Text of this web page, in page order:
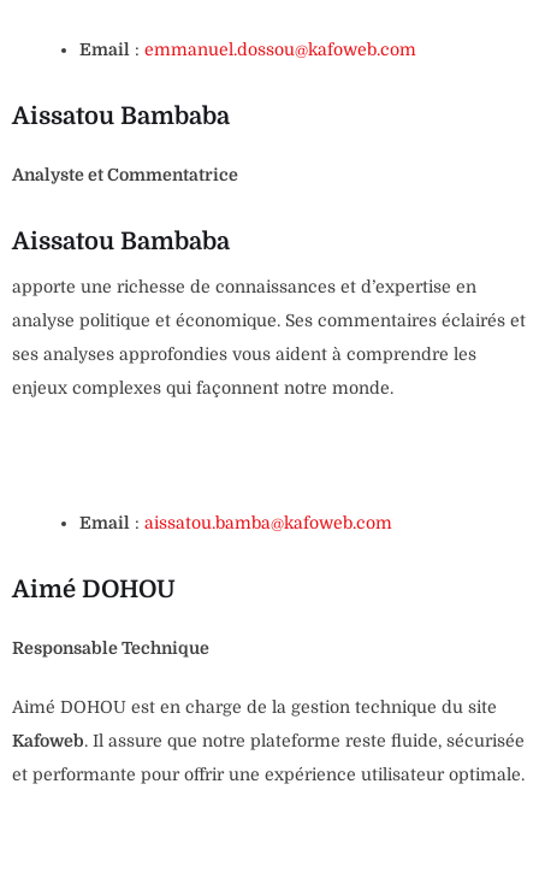
Email : emmanuel.dossou@kafoweb.com
Aissatou Bambaba
Analyste et Commentatrice
Aissatou Bambaba
apporte une richesse de connaissances et d’expertise en
analyse politique et économique. Ses commentaires éclairés et
ses analyses approfondies vous aident à comprendre les
enjeux complexes qui façonnent notre monde.
Email : aissatou.bamba@kafoweb.com
Aimé DOHOU
Responsable Technique
Aimé DOHOU est en charge de la gestion technique du site
Kafoweb. Il assure que notre plateforme reste fluide, sécurisée
et performante pour offrir une expérience utilisateur optimale.